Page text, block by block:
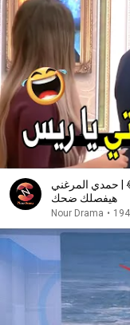
| حمدي المرغني
هيفصلك ضحك
Nour Drama •